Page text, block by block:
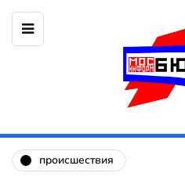
происшествия